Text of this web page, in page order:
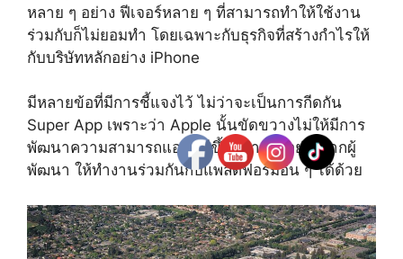
หลาย ๆ อย่าง ฟีเจอร์หลาย ๆ ที่สามารถทำให้ใช้งาน
ร่วมกับก็ไม่ยอมทำ โดยเฉพาะกับธุรกิจที่สร้างกำไรให้
กับบริษัทหลักอย่าง iPhone
มีหลายข้อที่มีการชี้แจงไว้ ไม่ว่าจะเป็นการกีดกัน
Super App เพราะว่า Apple นั้นขัดขวางไม่ให้มีการ
พัฒนาความสามารถแอปที่ดีขึ้นหลาย ๆ อย่างจากผู้
พัฒนา ให้ทำงานร่วมกันกับแพลตฟอร์มอื่น ๆ ได้ด้วย